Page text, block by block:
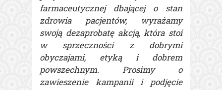
farmaceutycznej dbającej o stan
zdrowia pacjentów, wyrażamy
swoją dezaprobatę akcją, która stoi
w sprzeczności z dobrymi
obyczajami, etyką i dobrem
powszechnym. Prosimy o
zawieszenie kampanii i podjęcie